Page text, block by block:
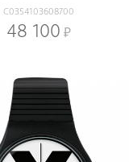
C0354103608700
48 100